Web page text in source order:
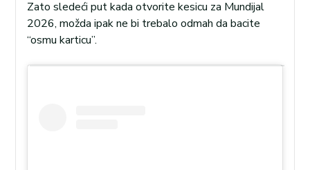
Zato sledeći put kada otvorite kesicu za Mundijal
2026, možda ipak ne bi trebalo odmah da bacite
“osmu karticu”.